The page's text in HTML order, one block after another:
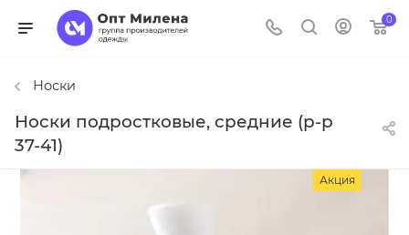
0
Носки
Носки подростковые, средние (р-р
37-41)
Акция